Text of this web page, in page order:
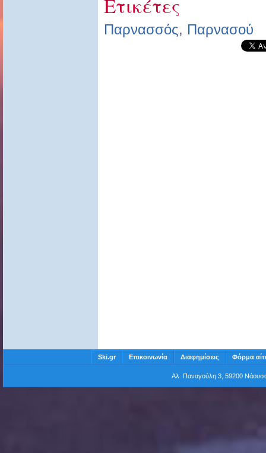
Ετικέτες
Παρνασσός, Παρνασού
Ski.gr Επικοινωνία Διαφημίσεις Φόρμα
Αλ. Παναγούλη 3, 59200